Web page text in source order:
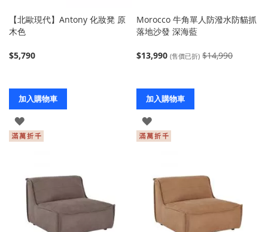
【北歐現代】Antony 化妝凳 原
木色
$5,790
加入購物車
登
入
Morocco 牛角單人防潑水防貓抓
落地沙發 深海藍
$13,990 (售價已折) $14,990
加入購物車
登
入